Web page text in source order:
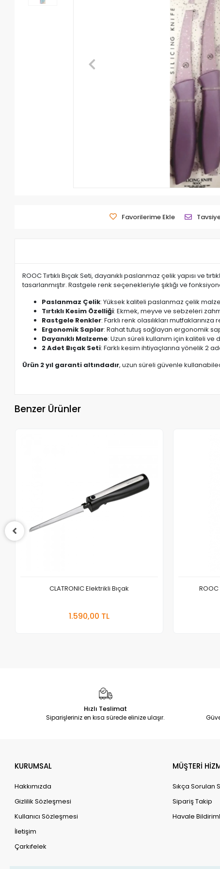
Favorilerime Ekle
ROOC Tırtıklı Bıçak Seti, dayanıklı paslanmaz çelik yapısı
tasarlanmıştır. Rastgele renk seçenekleriyle şıklığı ve
Paslanmaz Çelik: Yüksek kaliteli paslanmaz çelik
Tırtıklı Kesim Özelliği: Ekmek, meyve ve sebzeleri
Rastgele Renkler: Farklı renk olasılıkları mutfaklarınıza
Ergonomik Saplar: Rahat tutuş sağlayan ergonomik
Dayanıklı Malzeme: Uzun süreli kullanım için kaliteli
2 Adet Bıçak Seti: Farklı kesim ihtiyaçlarına yönelik 2
Ürün 2 yıl garanti altındadır, uzun süreli güvenle
Benzer Ürünler
CLATRONIC Elektrikli Bıçak
1.590,00 TL
ROOC
Hızlı Teslimat
Siparişleriniz en kısa sürede elinize ulaşır.
KURUMSAL
Hakkımızda
Gizlilik Sözleşmesi
Kullanıcı Sözleşmesi
İletişim
Çarkıfelek
MÜŞTERİ
Sıkça Sorulan
Sipariş Takip
Havale